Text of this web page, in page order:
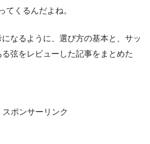
てくるんだよね。
なるように、選び方の基本と、サッ
弦をレビューした記事をまとめた
スポンサーリンク